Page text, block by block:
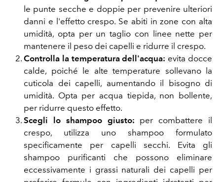
le punte secche e doppie per prevenire ulteriori
danni e l'effetto crespo. Se abiti in zone con alta
umidità, opta per un taglio con linee nette per
mantenere il peso dei capelli e ridurre il crespo.
Controlla la temperatura dell'acqua: evita docce
calde, poiché le alte temperature sollevano la
cuticola dei capelli, aumentando il bisogno di
umidità. Opta per acqua tiepida, non bollente,
per ridurre questo effetto.
Scegli lo shampoo giusto: per combattere il
crespo, utilizza uno shampoo formulato
specificamente per capelli secchi. Evita gli
shampoo purificanti che possono eliminare
eccessivamente i grassi naturali dei capelli per